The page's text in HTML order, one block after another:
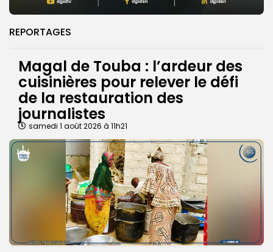
REPORTAGES
Magal de Touba : l’ardeur des
cuisinières pour relever le défi
de la restauration des
journalistes
samedi 1 août 2026 à 11h21